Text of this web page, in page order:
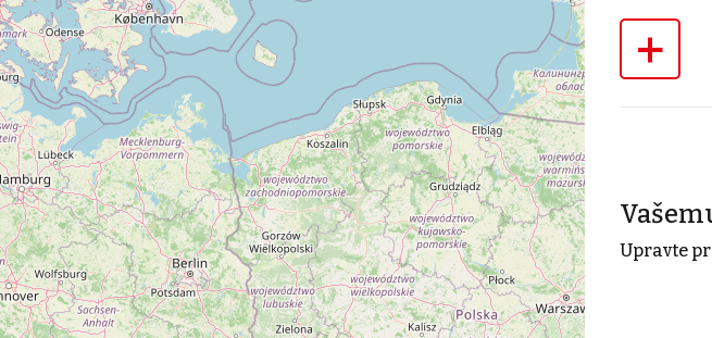
+
Upravte